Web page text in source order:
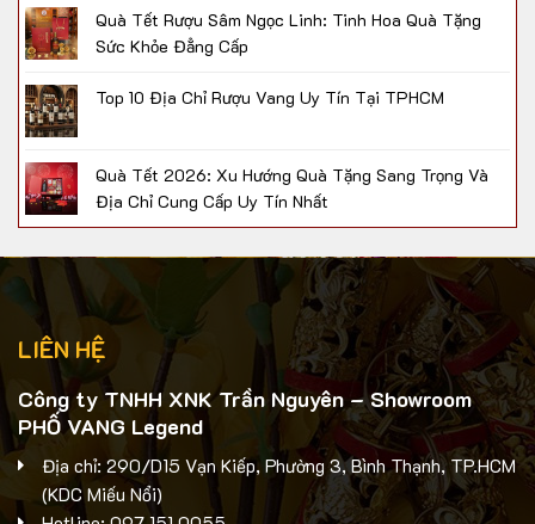
Quà Tết Rượu Sâm Ngọc Linh: Tinh Hoa Quà Tặng
Sức Khỏe Đẳng Cấp
Top 10 Địa Chỉ Rượu Vang Uy Tín Tại TPHCM
Quà Tết 2026: Xu Hướng Quà Tặng Sang Trọng Và
Địa Chỉ Cung Cấp Uy Tín Nhất
LIÊN HỆ
Công ty TNHH XNK Trần Nguyên – Showroom
PHỐ VANG Legend
Địa chỉ: 290/D15 Vạn Kiếp, Phường 3, Bình Thạnh, TP.HCM
(KDC Miếu Nổi)